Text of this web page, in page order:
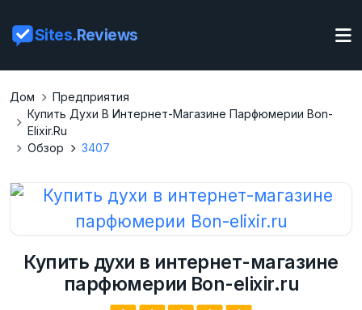
Sites.Reviews
Дом
Предприятия
Купить Духи В Интернет-Магазине Парфюмерии Bon-
Elixir.ru
Обзор
3407
Купить духи в интернет-магазине
парфюмерии Bon-elixir.ru